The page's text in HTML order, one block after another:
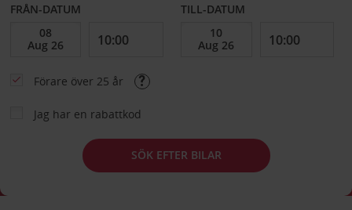
FRÅN-DATUM TILL-DATUM
Förare över 25 år
Jag har en rabattkod
SÖK EFTER BILAR